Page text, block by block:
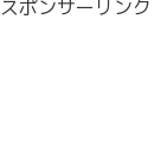
スポンサーリンク